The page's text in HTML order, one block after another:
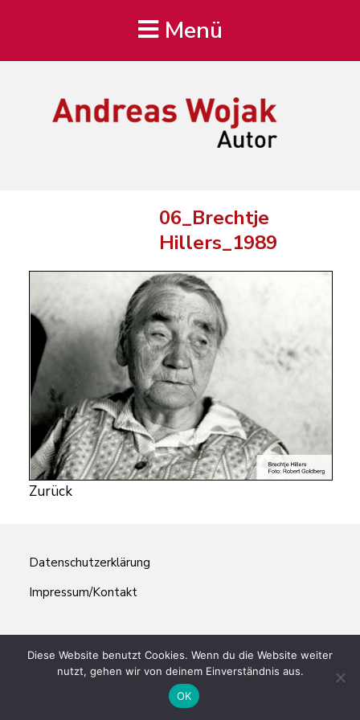
Menü
06_Brechtje
Hillers_1989
Zurück
Datenschutzerklärung
Impressum/Kontakt
Diese Website benutzt Cookies. Wenn du die Website weiter
nutzt, gehen wir von deinem Einverständnis aus.
OK